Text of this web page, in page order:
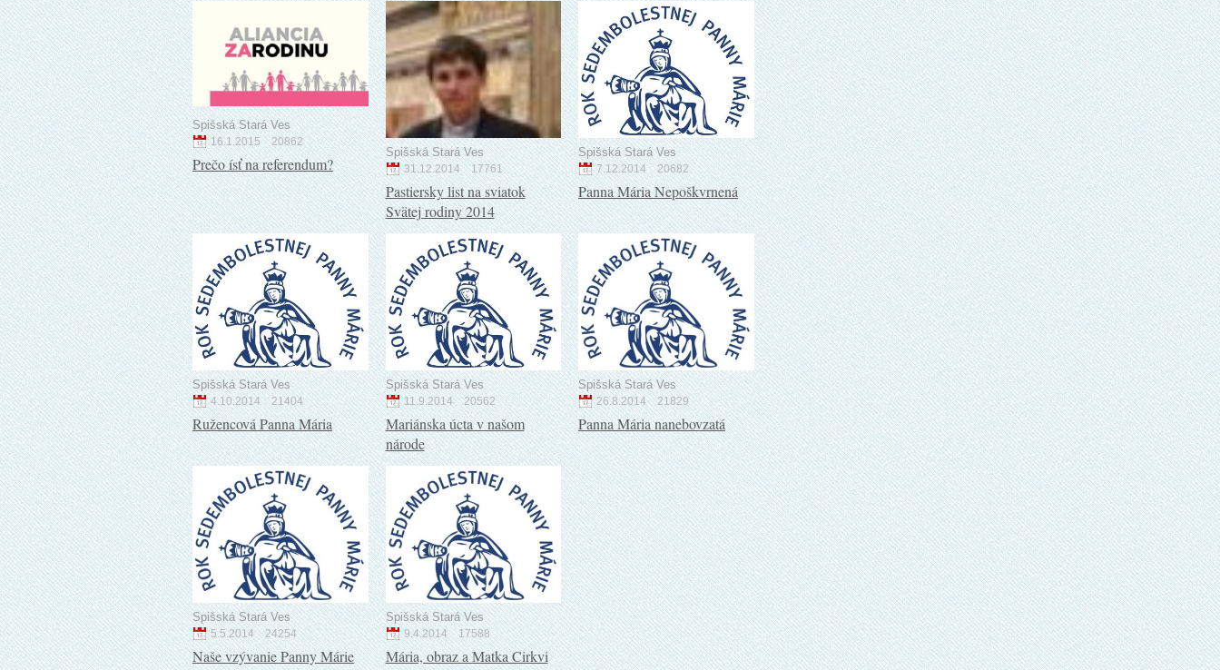
Spišská Stará Ves
16.1.2015 20862
Prečo ísť na referendum?
Spišská Stará Ves
31.12.2014 17761
Pastiersky list na sviatok
Svätej rodiny 2014
Spišská Stará Ves
7.12.2014 20682
Panna Mária Nepoškvrnená
Spišská Stará Ves
4.10.2014 21404
Ružencová Panna Mária
Spišská Stará Ves
11.9.2014 20562
Mariánska úcta v našom
národe
Spišská Stará Ves
26.8.2014 21829
Panna Mária nanebovzatá
Spišská Stará Ves
5.5.2014 24254
Naše vzývanie Panny Márie
Spišská Stará Ves
9.4.2014 17588
Mária, obraz a Matka Cirkvi